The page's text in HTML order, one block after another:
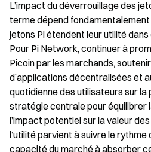
L’impact du déverrouillage des
terme dépend
jetons Pi étendent leur utilité dans
Pour Pi Network, continuer à
Picoin par les marchands,
d’applications décentralisées et
quotidienne des utilisateurs sur
stratégie centrale pour équilibrer
l’impact potentiel sur la valeur
l’utilité parvient à suivre le rythme
capacité du marché à absorber